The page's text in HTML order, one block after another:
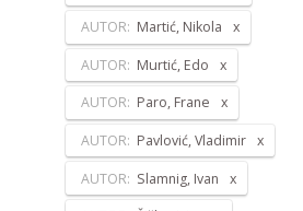
AUTOR: Martić, Nikola
AUTOR: Murtić, Edo
AUTOR: Paro, Frane
AUTOR: Pavlović, Vladimir
AUTOR: Slamnig, Ivan